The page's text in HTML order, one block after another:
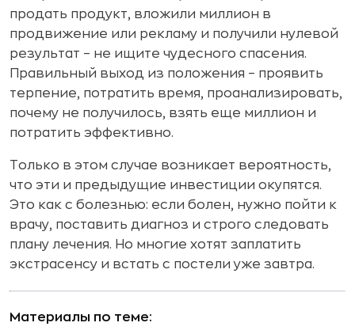
продать продукт, вложили миллион в
продвижение или рекламу и получили нулевой
результат – не ищите чудесного спасения.
Правильный выход из положения – проявить
терпение, потратить время, проанализировать,
почему не получилось, взять еще миллион и
потратить эффективно.
Только в этом случае возникает вероятность,
что эти и предыдущие инвестиции окупятся.
Это как с болезнью: если болен, нужно пойти к
врачу, поставить диагноз и строго следовать
плану лечения. Но многие хотят заплатить
экстрасенсу и встать с постели уже завтра.
Материалы по теме: